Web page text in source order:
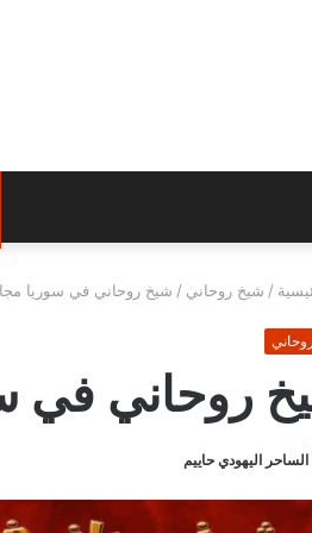
/ شيخ روحاني / شيخ روحاني في سوريا
روحاني في
الساحر اليهودي حاييم